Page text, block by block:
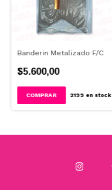
Banderin Metalizado F/C
$5.600,00
COMPRAR 2199 en stock